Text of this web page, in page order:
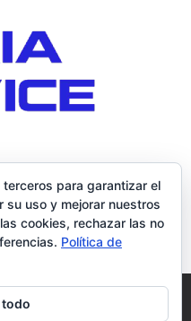
y Privacidad
para garantizar el
su uso y mejorar nuestros
cookies, rechazar las no
Política de